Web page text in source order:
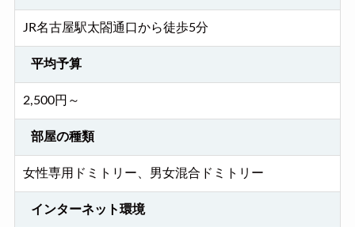
JR名古屋駅太閤通口から徒歩5分
平均予算
2,500円～
部屋の種類
女性専用ドミトリー、男女混合ドミトリー
インターネット環境